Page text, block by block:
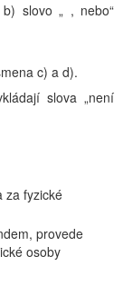
slovo „ , nebo“
c) a d).
slova „není
za fyzické
provede
osoby